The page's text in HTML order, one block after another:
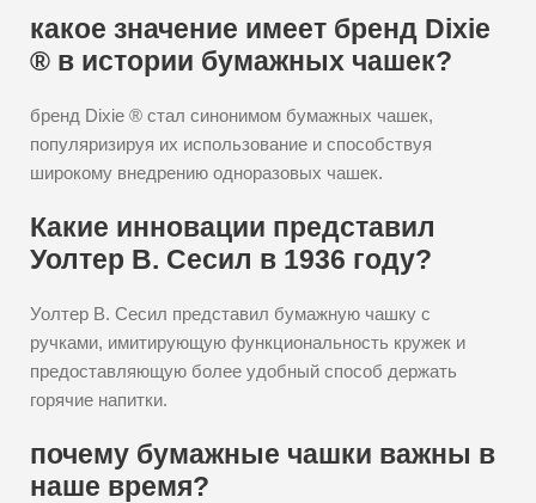
какое значение имеет бренд Dixie
® в истории бумажных чашек?
бренд Dixie ® стал синонимом бумажных чашек,
популяризируя их использование и способствуя
широкому внедрению одноразовых чашек.
Какие инновации представил
Уолтер В. Сесил в 1936 году?
Уолтер В. Сесил представил бумажную чашку с
ручками, имитирующую функциональность кружек и
предоставляющую более удобный способ держать
горячие напитки.
почему бумажные чашки важны в
наше время?